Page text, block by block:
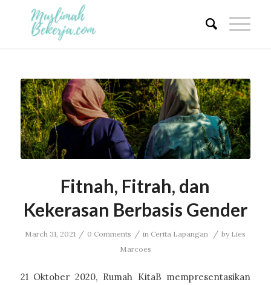
Fitnah, Fitrah, dan
Kekerasan Berbasis Gender
March 31, 2021 / 0 Comments / in Cerita Lapangan / by Lies
Marcoes
21 Oktober 2020, Rumah KitaB mempresentasikan